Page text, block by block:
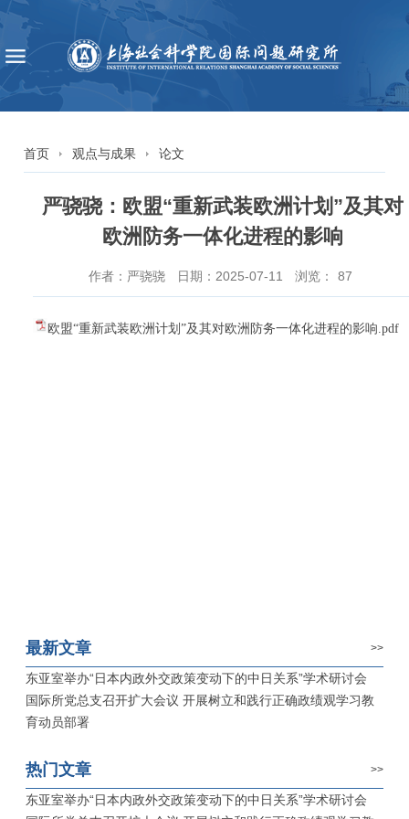
首页 观点与成果 论文
严骁骁：欧盟“重新武装欧洲计划”及其对
欧洲防务一体化进程的影响
作者：严骁骁 日期：2025-07-11 浏览： 87
欧盟“重新武装欧洲计划”及其对欧洲防务一体化进程的影响.pdf
最新文章 >>
东亚室举办“日本内政外交政策变动下的中日关系”学术研讨会
国际所党总支召开扩大会议 开展树立和践行正确政绩观学习教
育动员部署
热门文章 >>
东亚室举办“日本内政外交政策变动下的中日关系”学术研讨会